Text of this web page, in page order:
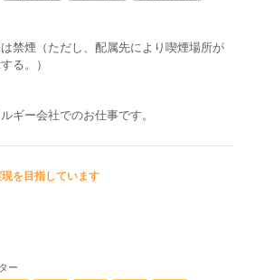
禁煙（ただし、配属先により喫煙場所が
る。）
ギー会社でのお仕事です。
現を目指しています
ー